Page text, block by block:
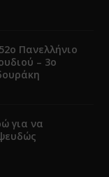
Πανελλήνιο
– 3ο
για να